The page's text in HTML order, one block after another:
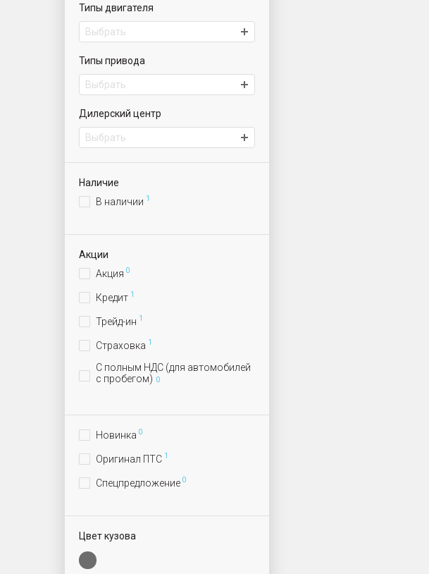
Типы двигателя
Выбрать
Типы привода
Выбрать
Дилерский центр
Выбрать
Наличие
В наличии 1
Акции
Акция 0
Кредит 1
Трейд-ин 1
Страховка 1
С полным НДС (для автомобилей
с пробегом) 0
Новинка 0
Оригинал ПТС 1
Спецпредложение 0
Цвет кузова